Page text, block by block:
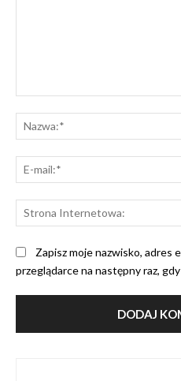
Zapisz moje nazwisko,
przeglądarce na następny raz,